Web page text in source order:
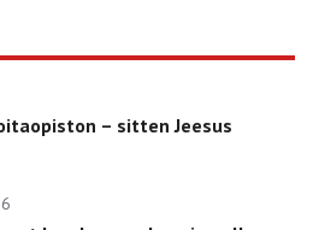
– sitten Jeesus